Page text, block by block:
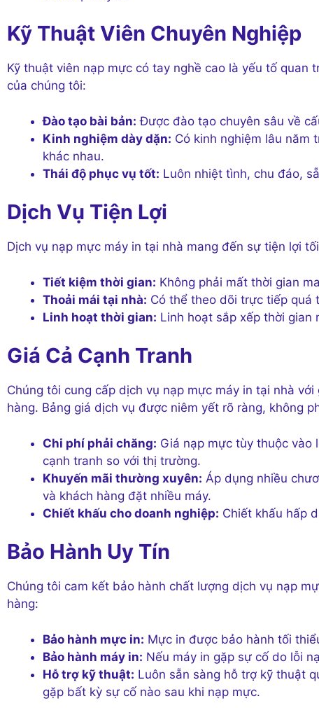
Kỹ Thuật Viên Chuyên Nghiệp
Kỹ thuật viên nạp mực có tay nghề cao là yếu tố
của chúng tôi:
Đào tạo bài bản: Được đào tạo chuyên sâu về
Kinh nghiệm dày dặn: Có kinh nghiệm lâu năm
khác nhau.
Thái độ phục vụ tốt: Luôn nhiệt tình, chu đáo,
Dịch Vụ Tiện Lợi
Dịch vụ nạp mực máy in tại nhà mang đến sự tiện lợi
Tiết kiệm thời gian: Không phải mất thời gian
Thoải mái tại nhà: Có thể theo dõi trực tiếp quá
Linh hoạt thời gian: Linh hoạt sắp xếp thời gian
Giá Cả Cạnh Tranh
Chúng tôi cung cấp dịch vụ nạp mực máy in tại nhà
hàng. Bảng giá dịch vụ được niêm yết rõ ràng, không
Chi phí phải chăng: Giá nạp mực tùy thuộc vào
cạnh tranh so với thị trường.
Khuyến mãi thường xuyên: Áp dụng nhiều
và khách hàng đặt nhiều máy.
Chiết khấu cho doanh nghiệp: Chiết khấu hấp
Bảo Hành Uy Tín
Chúng tôi cam kết bảo hành chất lượng dịch vụ nạp
hàng:
Bảo hành mực in: Mực in được bảo hành tối
Bảo hành máy in: Nếu máy in gặp sự cố do lỗi
Hỗ trợ kỹ thuật: Luôn sẵn sàng hỗ trợ kỹ thuật
gặp bất kỳ sự cố nào sau khi nạp mực.